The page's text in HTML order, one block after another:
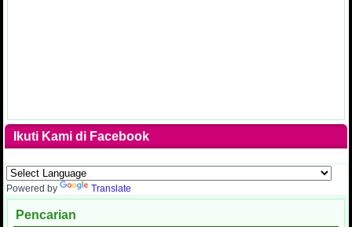
Ikuti Kami di Facebook
Powered by Translate
Pencarian